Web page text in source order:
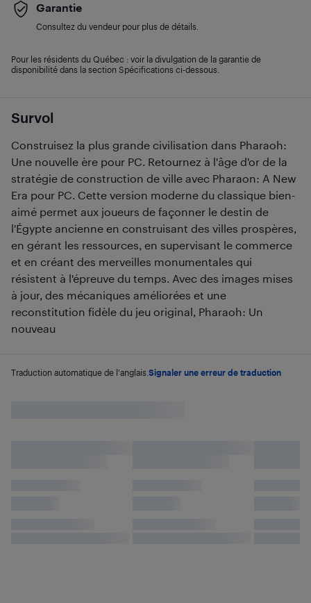
Survol
Construisez la plus grande civilisation dans Pharaoh:
Une nouvelle ère pour PC. Retournez à l'âge d'or de la
stratégie de construction de ville avec Pharaon: A New
Era pour PC. Cette version moderne du classique bien-
aimé permet aux joueurs de façonner le destin de
l'Égypte ancienne en construisant des villes prospères,
en gérant les ressources, en supervisant le commerce
et en créant des merveilles monumentales qui
résistent à l'épreuve du temps. Avec des images mises
à jour, des mécaniques améliorées et une
reconstitution fidèle du jeu original, Pharaoh: Un
nouveau
Traduction automatique de l'anglais. Signaler une erreur de traduction
Garantie
Consultez du vendeur pour plus de détails.
Pour les résidents du Québec : voir la divulgation de la garantie de
disponibilité dans la section Spécifications ci-dessous.